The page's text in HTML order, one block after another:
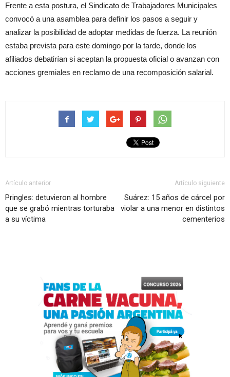
Frente a esta postura, el Sindicato de Trabajadores Municipales
convocó a una asamblea para definir los pasos a seguir y
analizar la posibilidad de adoptar medidas de fuerza. La reunión
estaba prevista para este domingo por la tarde, donde los
afiliados debatirían si aceptan la propuesta oficial o avanzan con
acciones gremiales en reclamo de una recomposición salarial.
Artículo anterior
Pringles: detuvieron al hombre
que se grabó mientras torturaba
a su víctima
Artículo siguiente
Suárez: 15 años de cárcel por
violar a una menor en distintos
cementerios